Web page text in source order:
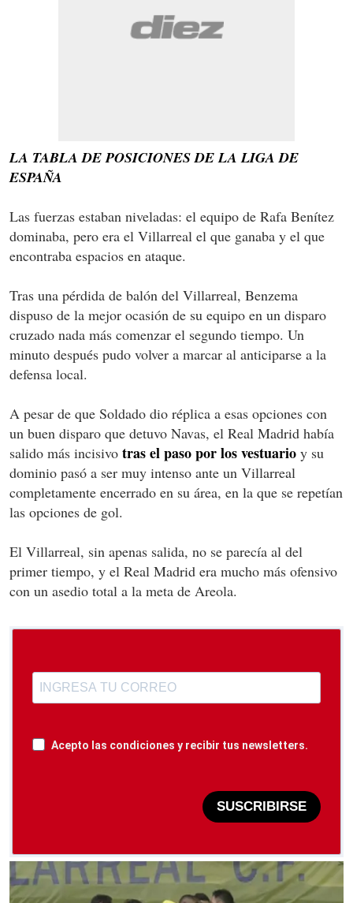
LA TABLA DE POSICIONES DE LA LIGA DE
ESPAÑA
Las fuerzas estaban niveladas: el equipo de Rafa Benítez
dominaba, pero era el Villarreal el que ganaba y el que
encontraba espacios en ataque.
Tras una pérdida de balón del Villarreal, Benzema
dispuso de la mejor ocasión de su equipo en un disparo
cruzado nada más comenzar el segundo tiempo. Un
minuto después pudo volver a marcar al anticiparse a la
defensa local.
A pesar de que Soldado dio réplica a esas opciones con
un buen disparo que detuvo Navas, el Real Madrid había
salido más incisivo tras el paso por los vestuario y su
dominio pasó a ser muy intenso ante un Villarreal
completamente encerrado en su área, en la que se repetían
las opciones de gol.
El Villarreal, sin apenas salida, no se parecía al del
primer tiempo, y el Real Madrid era mucho más ofensivo
con un asedio total a la meta de Areola.
Acepto las condiciones y recibir tus newsletters.
SUSCRIBIRSE